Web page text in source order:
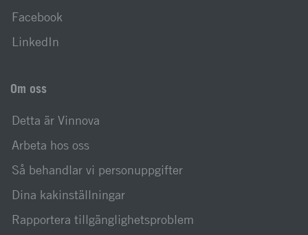
Facebook
LinkedIn
Om oss
Detta är Vinnova
Arbeta hos oss
Så behandlar vi personuppgifter
Dina kakinställningar
Rapportera tillgänglighetsproblem